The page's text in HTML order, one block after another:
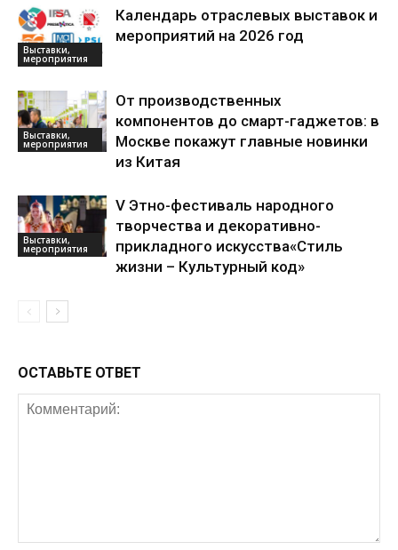
Выставки,
мероприятия
Календарь отраслевых выставок и
мероприятий на 2026 год
Выставки,
мероприятия
От производственных
компонентов до смарт-гаджетов: в
Москве покажут главные новинки
из Китая
Выставки,
мероприятия
V Этно-фестиваль народного
творчества и декоративно-
прикладного искусства«Стиль
жизни – Культурный код»
ОСТАВЬТЕ ОТВЕТ